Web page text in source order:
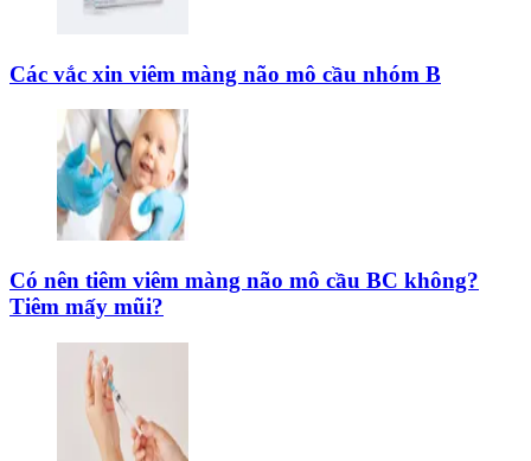
Các vắc xin viêm màng não mô cầu nhóm B
Có nên tiêm viêm màng não mô cầu BC không?
Tiêm mấy mũi?